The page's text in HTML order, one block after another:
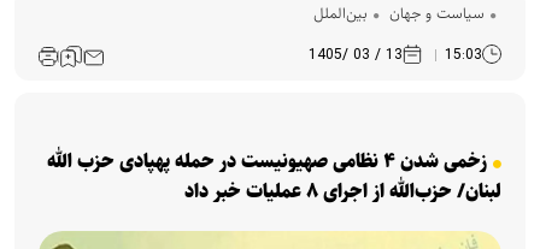
سیاست و جهان بین‌الملل
15:03
13 / 03 /1405
زخمی شدن ۴ نظامی صهیونیست در حمله پهپادی حزب الله
لبنان/ حزب‌الله از اجرای ۸ عملیات خبر داد